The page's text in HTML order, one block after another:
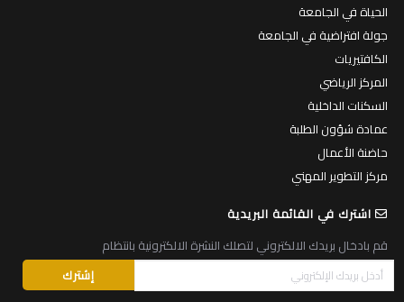
الحياة في الجامعة
جولة افتراضية في الجامعة
الكافتيريات
المركز الرياضي
السكنات الداخلية
عمادة شؤون الطلبة
حاضنة الأعمال
مركز التطوير المهني
اشترك في القائمة البريدية
قم بادخال بريدك الالكتروني لتصلك النشرة الالكترونية بانتظام